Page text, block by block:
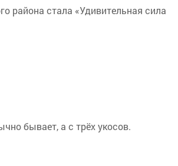
района стала «Удивительная сила
бывает, а с трёх укосов.